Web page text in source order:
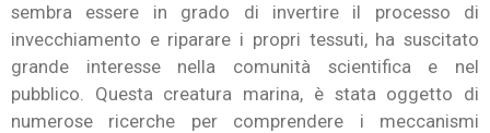
sembra essere in grado di invertire il processo di
invecchiamento e riparare i propri tessuti, ha suscitato
grande interesse nella comunità scientifica e nel
pubblico. Questa creatura marina, è stata oggetto di
numerose ricerche per comprendere i meccanismi